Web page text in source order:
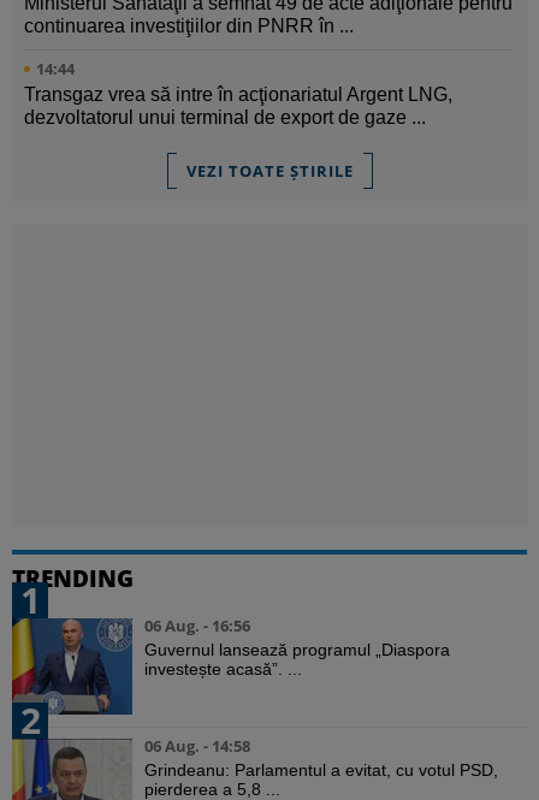
continuarea investiţiilor din PNRR în ...
14:44
Transgaz vrea să intre în acţionariatul Argent LNG,
dezvoltatorul unui terminal de export de gaze ...
VEZI TOATE ȘTIRILE
TRENDING
1
06 Aug. - 16:56
Guvernul lansează programul „Diaspora
investește acasă”. ...
2
06 Aug. - 14:58
Grindeanu: Parlamentul a evitat, cu votul PSD,
pierderea a 5,8 ...